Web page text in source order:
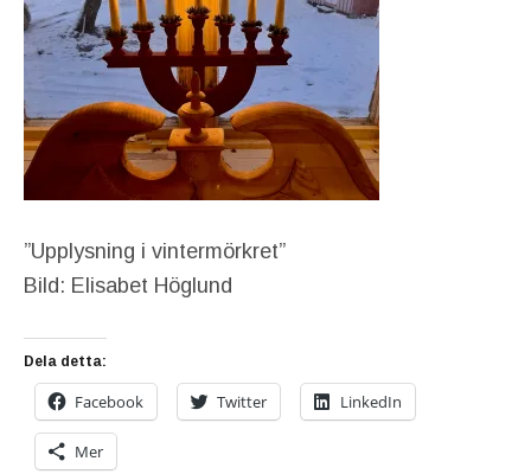
”Upplysning i vintermörkret”
Bild: Elisabet Höglund
Dela detta:
Facebook Twitter LinkedIn
Mer